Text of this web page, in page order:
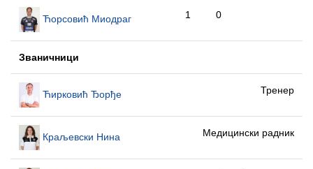
Ћорсовић Миодраг 1 0
Званичници
Ћирковић Ђорђе Тренер
Краљевски Нина Медицински радник